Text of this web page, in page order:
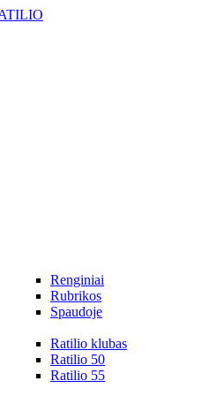
Renginiai
Rubrikos
Spaudoje
Ratilio klubas
Ratilio 50
Ratilio 55